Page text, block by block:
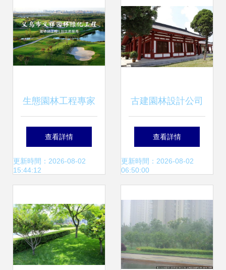
生態園林工程專家
溫州園林工程與義
祥園林的品質服務
查看詳情
更新時間：2026-08-02
15:44:12
古建園林設計公司
與園林綠化工程設
計施工精選指南
查看詳情
更新時間：2026-08-02
06:50:00